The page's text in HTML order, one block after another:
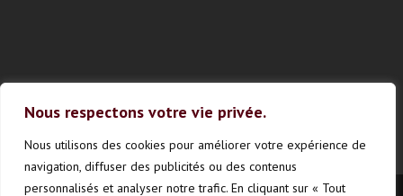
Nous respectons votre vie privée.
Nous utilisons des cookies pour améliorer votre expérience de
navigation, diffuser des publicités ou des contenus
personnalisés et analyser notre trafic. En cliquant sur « Tout